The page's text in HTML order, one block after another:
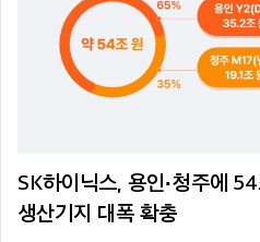
SK하이닉스, 용인·청주에
생산기지 대폭 확충